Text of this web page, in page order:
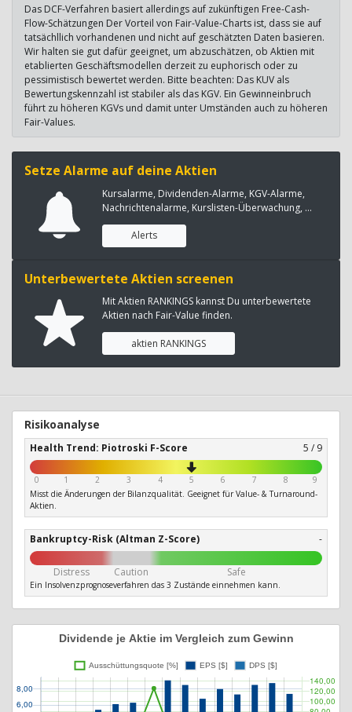
Das DCF-Verfahren basiert allerdings auf zukünftigen Free-Cash-
Flow-Schätzungen Der Vorteil von Fair-Value-Charts ist, dass sie auf
tatsächllich vorhandenen und nicht auf geschätzten Daten basieren.
Wir halten sie gut dafür geeignet, um abzuschätzen, ob Aktien mit
etablierten Geschäftsmodellen derzeit zu euphorisch oder zu
pessimistisch bewertet werden. Bitte beachten: Das KUV als
Bewertungskennzahl ist stabiler als das KGV. Ein Gewinneinbruch
führt zu höheren KGVs und damit unter Umständen auch zu höheren
Fair-Values.
Setze Alarme auf deine Aktien
Kursalarme, Dividenden-Alarme, KGV-Alarme,
Nachrichtenalarme, Kurslisten-Überwachung, ...
Alerts
Unterbewertete Aktien screenen
Mit Aktien RANKINGS kannst Du unterbewertete
Aktien nach Fair-Value finden.
aktien RANKINGS
Risikoanalyse
Health Trend: Piotroski F-Score 5 / 9
0 1 2 3 4 5 6 7 8
9
Misst die Änderungen der Bilanzqualität. Geeignet für Value- & Turnaround-
Aktien.
Bankruptcy-Risk (Altman Z-Score) -
Distress Caution Safe
Ein Insolvenzprognoseverfahren das 3 Zustände einnehmen kann.